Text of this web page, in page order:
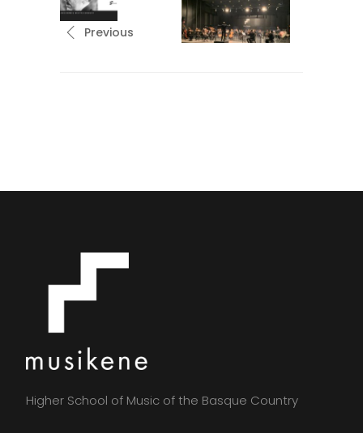
Previous
Higher School of Music of the Basque Country